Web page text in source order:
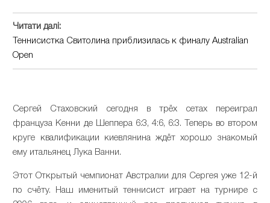
Читати далі:
Теннисистка Свитолина приблизилась к финалу Australian
Open
Сергей Стаховский сегодня в трёх сетах переиграл
француза Кенни де Шеппера 6:3, 4:6, 6:3. Теперь во втором
круге квалификации киевлянина ждёт хорошо знакомый
ему итальянец Лука Ванни.
Этот Открытый чемпионат Австралии для Сергея уже 12-й
по счёту. Наш именитый теннисист играет на турнире с